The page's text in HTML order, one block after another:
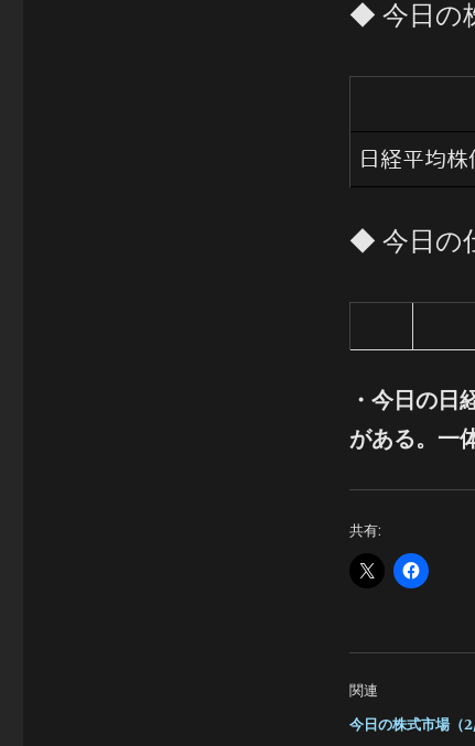
◆ 今日の
日経平均株
◆ 今日の
・ 今日の日
がある。一
共有:
関連
今日の株式市場（2/